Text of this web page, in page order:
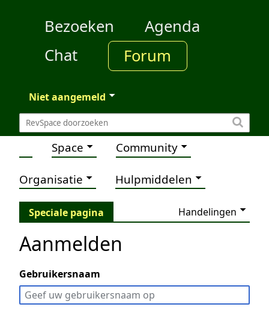
Bezoeken
Agenda
Chat
Forum
Niet aangemeld
Space Community
Organisatie Hulpmiddelen
Speciale pagina Handelingen
Aanmelden
Gebruikersnaam